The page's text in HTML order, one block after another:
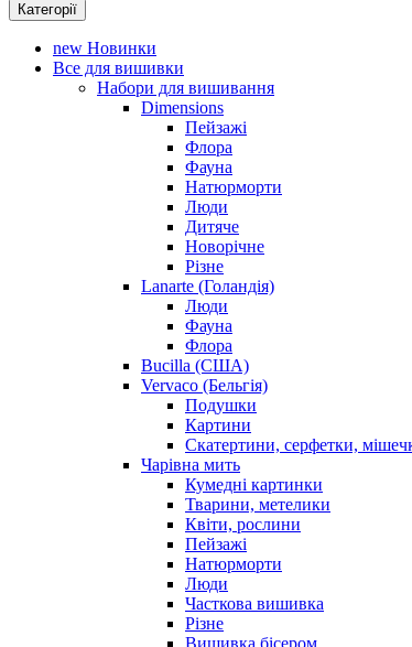
Категорії
new Новинки
Все для вишивки
Набори для вишивання
Dimensions
Пейзажі
Флора
Фауна
Натюрморти
Люди
Дитяче
Новорічне
Різне
Lanarte (Голандія)
Люди
Фауна
Флора
Bucilla (США)
Vervaco (Бельгія)
Подушки
Картини
Скатертини, серфетки,
Чарiвна мить
Кумедні картинки
Тварини, метелики
Квіти, рослини
Пейзажі
Натюрморти
Люди
Часткова вишивка
Різне
Вишивка бісером